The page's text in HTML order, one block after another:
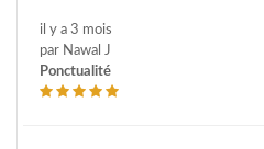
il y a 3 mois
par Nawal J
Ponctualité